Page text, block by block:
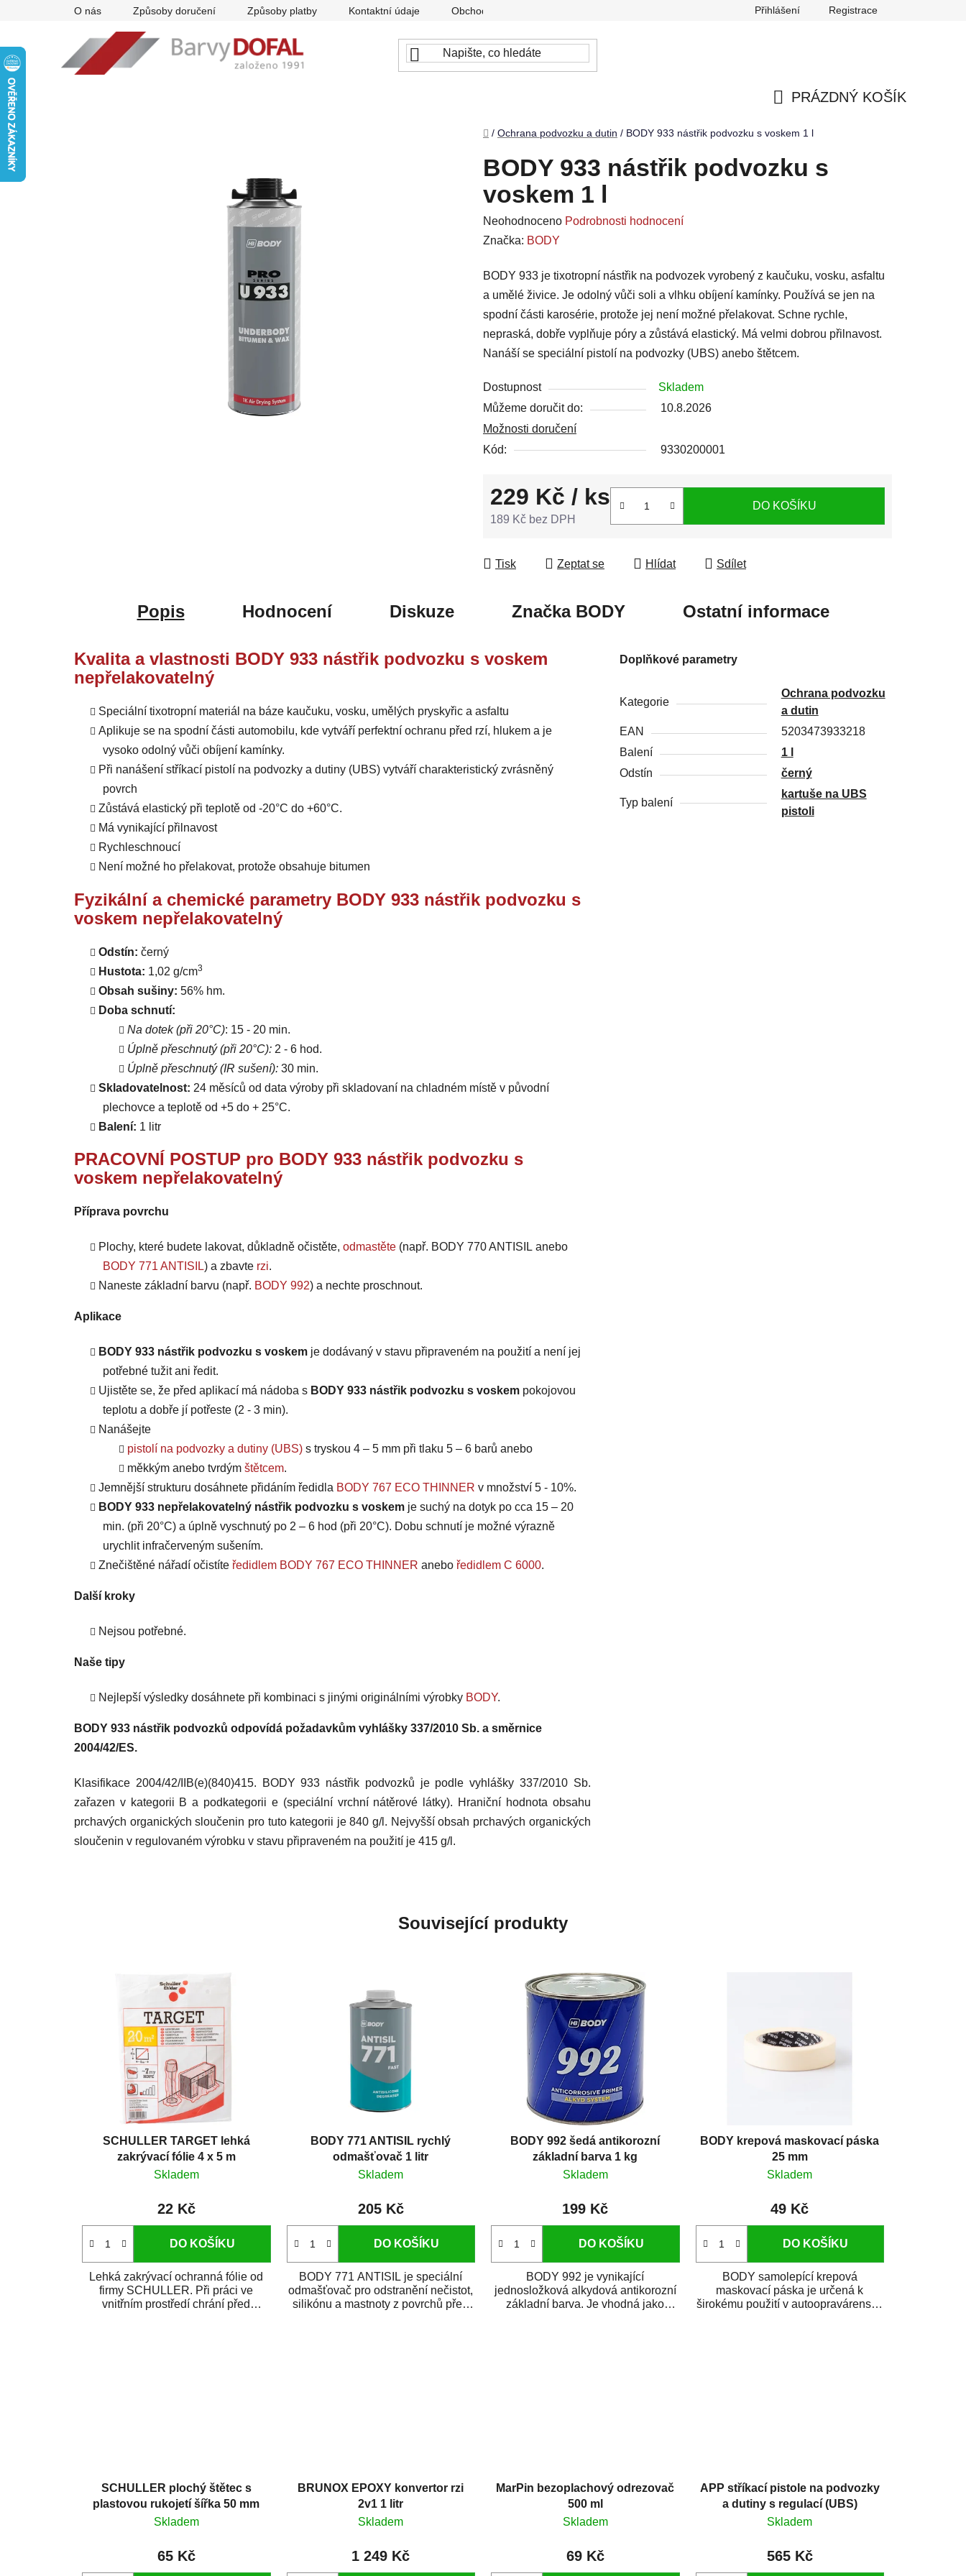
O nás Způsoby doručení Způsoby platby Kontaktní údaje Obchodní podmínky Reklamace Odstoupení od smlouvy
Přihlášení Registrace
PRÁZDNÝ KOŠÍK
Domů
/ Ochrana podvozku a dutin / BODY 933 nástřik podvozku s voskem 1 l
BODY 933 nástřik podvozku s
voskem 1 l
Průměrné
hodnocení
je
0,0
z
5
hvězdiček.
Neohodnoceno Podrobnosti hodnocení
Značka: BODY
BODY 933 je tixotropní nástřik na podvozek vyrobený z kaučuku, vosku, asfaltu
a umělé živice. Je odolný vůči soli a vlhku obíjení kamínky. Používá se jen na
spodní části karosérie, protože jej není možné přelakovat. Schne rychle,
nepraská, dobře vyplňuje póry a zůstává elastický. Má velmi dobrou přilnavost.
Nanáší se speciální pistolí na podvozky (UBS) anebo štětcem.
Dostupnost
Skladem
Můžeme doručit do:
10.8.2026
Možnosti doručení
Kód:
9330200001
229 Kč / ks
189 Kč bez DPH
DO KOŠÍKU
Tisk Zeptat se Hlídat Sdílet
Popis Hodnocení Diskuze ZnačkaBODY Ostatní informace
Kvalita a vlastnosti BODY 933 nástřik podvozku s voskem
nepřelakovatelný
Speciální tixotropní materiál na báze kaučuku, vosku, umělých pryskyřic a asfaltu
Aplikuje se na spodní části automobilu, kde vytváří perfektní ochranu před rzí, hlukem a je
vysoko odolný vůči obíjení kamínky.
Při nanášení stříkací pistolí na podvozky a dutiny (UBS) vytváří charakteristický zvrásněný
povrch
Zůstává elastický při teplotě od -20°C do +60°C.
Má vynikající přilnavost
Rychleschnoucí
Není možné ho přelakovat, protože obsahuje bitumen
Fyzikální a chemické parametry BODY 933 nástřik podvozku s
voskem nepřelakovatelný
Odstín: černý
Hustota: 1,02 g/cm3
Obsah sušiny: 56% hm.
Doba schnutí:
Na dotek (při 20°C): 15 - 20 min.
Úplně přeschnutý (při 20°C): 2 - 6 hod.
Úplně přeschnutý (IR sušení): 30 min.
Skladovatelnost: 24 měsíců od data výroby při skladovaní na chladném místě v původní
plechovce a teplotě od +5 do + 25°C.
Balení: 1 litr
PRACOVNÍ POSTUP pro BODY 933 nástřik podvozku s
voskem nepřelakovatelný
Příprava povrchu
Plochy, které budete lakovat, důkladně očistěte, odmastěte (např. BODY 770 ANTISIL anebo
BODY 771 ANTISIL) a zbavte rzi.
Naneste základní barvu (např. BODY 992) a nechte proschnout.
Aplikace
BODY 933 nástřik podvozku s voskem je dodávaný v stavu připraveném na použití a není jej
potřebné tužit ani ředit.
Ujistěte se, že před aplikací má nádoba s BODY 933 nástřik podvozku s voskem pokojovou
teplotu a dobře jí potřeste (2 - 3 min).
Nanášejte
pistolí na podvozky a dutiny (UBS) s tryskou 4 – 5 mm při tlaku 5 – 6 barů anebo
měkkým anebo tvrdým štětcem.
Jemnější strukturu dosáhnete přidáním ředidla BODY 767 ECO THINNER v množství 5 - 10%.
BODY 933 nepřelakovatelný nástřik podvozku s voskem je suchý na dotyk po cca 15 – 20
min. (při 20°C) a úplně vyschnutý po 2 – 6 hod (při 20°C). Dobu schnutí je možné výrazně
urychlit infračerveným sušením.
Znečištěné nářadí očistíte ředidlem BODY 767 ECO THINNER anebo ředidlem C 6000.
Další kroky
Nejsou potřebné.
Naše tipy
Nejlepší výsledky dosáhnete při kombinaci s jinými originálními výrobky BODY.
BODY 933 nástřik podvozků odpovídá požadavkům vyhlášky 337/2010 Sb. a směrnice
2004/42/ES.
Klasifikace 2004/42/IIB(e)(840)415. BODY 933 nástřik podvozků je podle vyhlášky 337/2010 Sb.
zařazen v kategorii B a podkategorii e (speciální vrchní nátěrové látky). Hraniční hodnota obsahu
prchavých organických sloučenin pro tuto kategorii je 840 g/l. Nejvyšší obsah prchavých organických
sloučenin v regulovaném výrobku v stavu připraveném na použití je 415 g/l.
Doplňkové parametry
Kategorie
Ochrana podvozku
a dutin
EAN
5203473933218
Balení
1 l
Odstín
černý
Typ balení
kartuše na UBS
pistoli
Související produkty
SCHULLER TARGET lehká
zakrývací fólie 4 x 5 m
Skladem
22 Kč
DO KOŠÍKU
Lehká zakrývací ochranná fólie od
firmy SCHULLER. Při práci ve
vnitřním prostředí chrání před
BODY 771 ANTISIL rychlý
odmašťovač 1 litr
Skladem
205 Kč
DO KOŠÍKU
BODY 771 ANTISIL je speciální
odmašťovač pro odstranění nečistot,
silikónu a mastnoty z povrchů před
BODY 992 šedá antikorozní
základní barva 1 kg
Skladem
199 Kč
DO KOŠÍKU
BODY 992 je vynikající
jednosložková alkydová antikorozní
základní barva. Je vhodná jako
BODY krepová maskovací páska
25 mm
Skladem
49 Kč
DO KOŠÍKU
BODY samolepící krepová
maskovací páska je určená k
širokému použití v autoopravárenství
SCHULLER plochý štětec s
plastovou rukojetí šířka 50 mm
Skladem
65 Kč
BRUNOX EPOXY konvertor rzi
2v1 1 litr
Skladem
1 249 Kč
MarPin bezoplachový odrezovač
500 ml
Skladem
69 Kč
APP stříkací pistole na podvozky
a dutiny s regulací (UBS)
Skladem
565 Kč